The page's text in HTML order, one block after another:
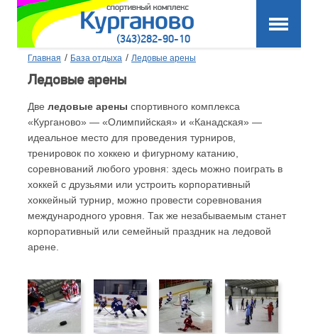
(343)282-90-10
Главная / База отдыха / Ледовые арены
Ледовые арены
Две ледовые арены спортивного комплекса
«Курганово» — «Олимпийская» и «Канадская» —
идеальное место для проведения турниров,
тренировок по хоккею и фигурному катанию,
соревнований любого уровня: здесь можно поиграть в
хоккей с друзьями или устроить корпоративный
хоккейный турнир, можно провести соревнования
международного уровня. Так же незабываемым станет
корпоративный или семейный праздник на ледовой
арене.